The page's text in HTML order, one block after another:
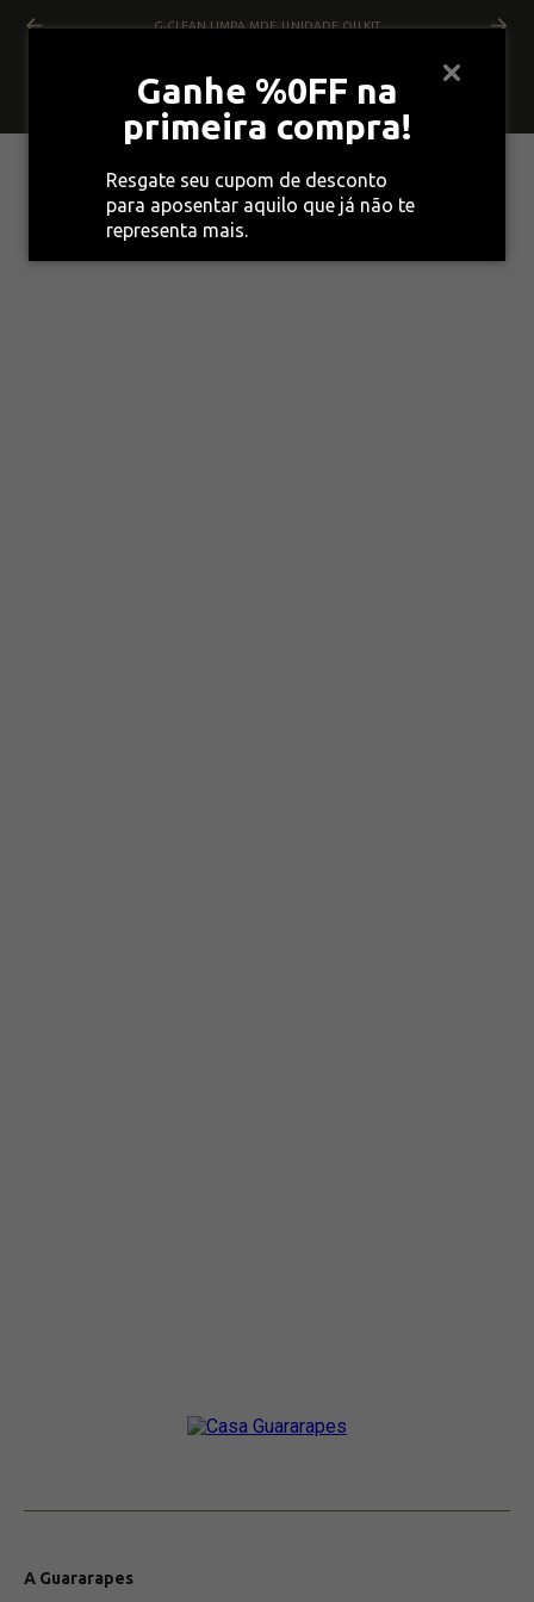
Ganhe %0FF na
primeira compra!
Resgate seu cupom de desconto
para aposentar aquilo que já não te
representa mais.
G-CLEAN LIMPA MDF, UNIDADE OU KIT
A Guararapes